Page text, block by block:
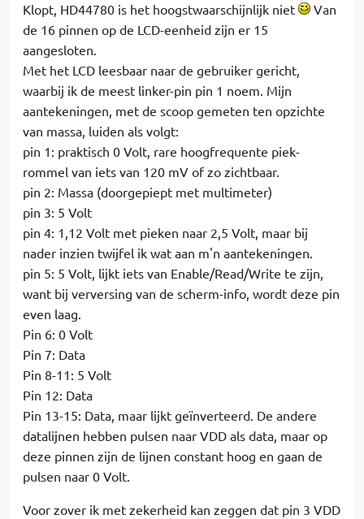
Klopt, HD44780 is het hoogstwaarschijnlijk niet
Van
de 16 pinnen op de LCD-eenheid zijn er 15
aangesloten.
Met het LCD leesbaar naar de gebruiker gericht,
waarbij ik de meest linker-pin pin 1 noem. Mijn
aantekeningen, met de scoop gemeten ten opzichte
van massa, luiden als volgt:
pin 1: praktisch 0 Volt, rare hoogfrequente piek-
rommel van iets van 120 mV of zo zichtbaar.
pin 2: Massa (doorgepiept met multimeter)
pin 3: 5 Volt
pin 4: 1,12 Volt met pieken naar 2,5 Volt, maar bij
nader inzien twijfel ik wat aan m'n aantekeningen.
pin 5: 5 Volt, lijkt iets van Enable/Read/Write te zijn,
want bij verversing van de scherm-info, wordt deze pin
even laag.
Pin 6: 0 Volt
Pin 7: Data
Pin 8-11: 5 Volt
Pin 12: Data
Pin 13-15: Data, maar lijkt geïnverteerd. De andere
datalijnen hebben pulsen naar VDD als data, maar op
deze pinnen zijn de lijnen constant hoog en gaan de
pulsen naar 0 Volt.
Voor zover ik met zekerheid kan zeggen dat pin 3 VDD